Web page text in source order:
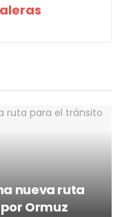
nueva ruta
Ormuz